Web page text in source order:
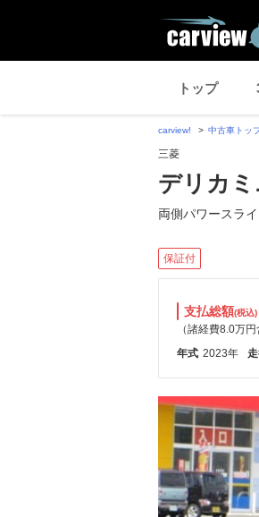
トップ
carview! 中古車トッ
三菱
デリカ
両側パワースラ
保証付
支払総額(税込)
（諸経費8.0万円
年式 2023年